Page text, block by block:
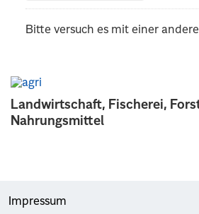
Landwirtschaft, Fischerei,
Nahrungsmittel
Bitte versuch es mit einer
Impressum